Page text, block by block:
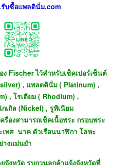
บซื้อแพลตินั่ม.com
ง Fischer ไว้สำหรับเช็คเปอร์เซ็นต์
, แพลตตินั่ม ( Platinum) ,
, โรเดียม ( Rhodium) ,
เกิล (Nickel) , รูทีเนียม
รื่องสามารถเช็คเนื้อพระ กรอบพระ
เทศ นาค ตัวเรือนนาฬิกา โลหะ
างแม่นยำ
จังหวัด รบกวนลูกค้าแจ้งจังหวัดที่